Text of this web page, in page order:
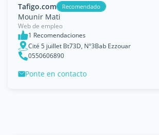
Tafigo.com Recomendado
Mounir Mati
Web de empleo
1 Recomendaciones
Cité 5 juillet Bt73D, N°3Bab Ezzouar
0550606890
Ponte en contacto